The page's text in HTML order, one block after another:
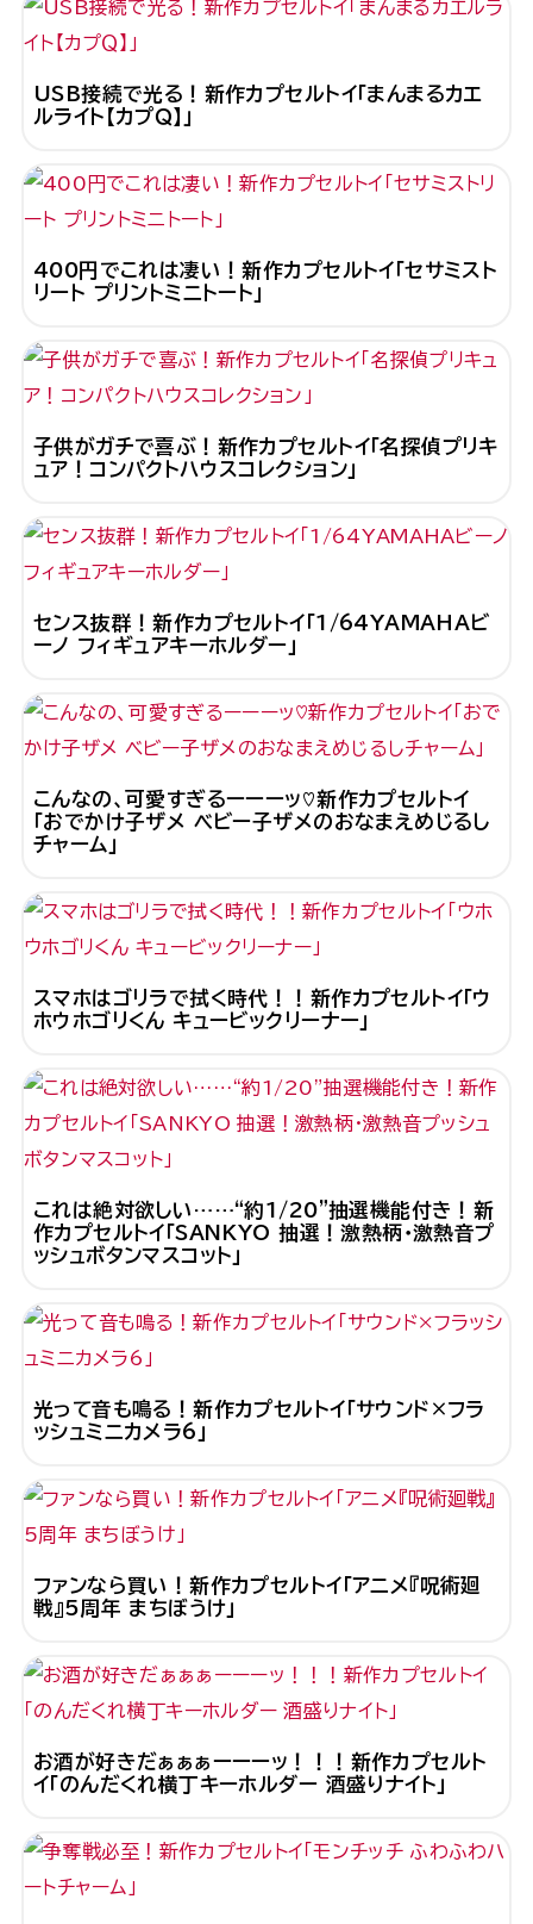
USB接続で光る！新作カプセルトイ「まんまるカエ
ルライト【カプＱ】」
400円でこれは凄い！新作カプセルトイ「セサミスト
リート プリントミニトート」
子供がガチで喜ぶ！新作カプセルトイ「名探偵プリキ
ュア！コンパクトハウスコレクション」
センス抜群！新作カプセルトイ「1/64YAMAHAビ
ーノ フィギュアキーホルダー」
こんなの、可愛すぎるーーーッ♡新作カプセルトイ
「おでかけ子ザメ ベビー子ザメのおなまえめじるし
チャーム」
スマホはゴリラで拭く時代！！新作カプセルトイ「ウ
ホウホゴリくん キュービックリーナー」
これは絶対欲しい……“約1/20”抽選機能付き！新
作カプセルトイ「SANKYO 抽選！激熱柄・激熱音プ
ッシュボタンマスコット」
光って音も鳴る！新作カプセルトイ「サウンド×フラ
ッシュミニカメラ6」
ファンなら買い！新作カプセルトイ「アニメ『呪術廻
戦』5周年 まちぼうけ」
お酒が好きだぁぁぁーーーッ！！！新作カプセルト
イ「のんだくれ横丁キーホルダー 酒盛りナイト」